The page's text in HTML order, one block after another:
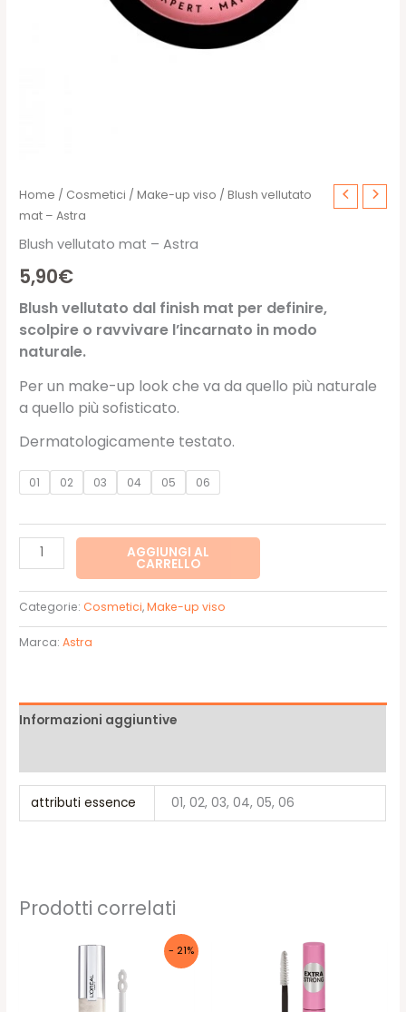
Home / Cosmetici /Make-up viso / Blush vellutato
mat – Astra
Blush vellutato mat – Astra
5,90€
Blush vellutato dal finish mat per definire,
scolpire o ravvivare l’incarnato in modo
naturale.
Per un make-up look che va da quello più naturale
a quello più sofisticato.
Dermatologicamente testato.
01 02 03 04 05 06
Blush
vellutato
mat
-
Astra
AGGIUNGI AL
CARRELLO
Categorie:Cosmetici,Make-up viso
Marca:Astra
Informazioni aggiuntive
attributi essence 01, 02, 03, 04, 05, 06
Prodotti correlati
- 21%